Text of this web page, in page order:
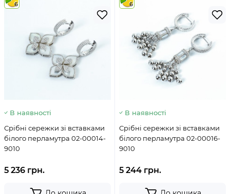
6
В наявності
Срібні сережки зі вставками
білого перламутра 02-00014-
9010
5 236 грн.
6
В наявності
Срібні сережки зі вставками
білого перламутра 02-00016-
9010
5 244 грн.